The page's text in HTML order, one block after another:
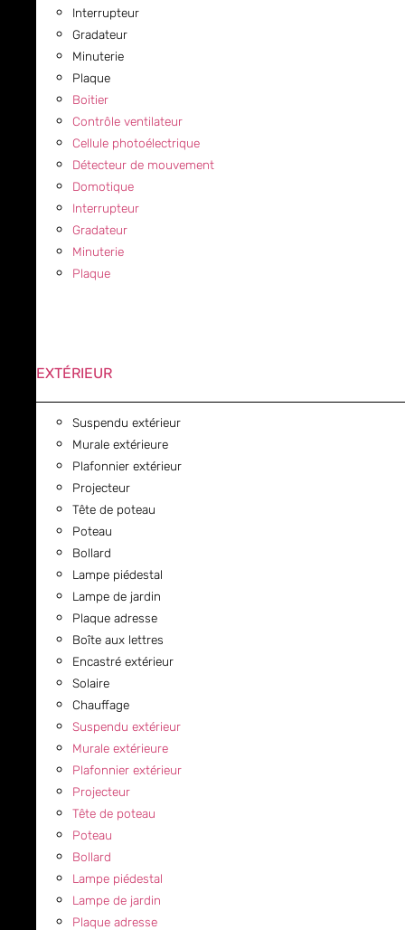
Interrupteur
Gradateur
Minuterie
Plaque
Boitier
Contrôle ventilateur
Cellule photoélectrique
Détecteur de mouvement
Domotique
Interrupteur
Gradateur
Minuterie
Plaque
EXTÉRIEUR
Suspendu extérieur
Murale extérieure
Plafonnier extérieur
Projecteur
Tête de poteau
Poteau
Bollard
Lampe piédestal
Lampe de jardin
Plaque adresse
Boîte aux lettres
Encastré extérieur
Solaire
Chauffage
Suspendu extérieur
Murale extérieure
Plafonnier extérieur
Projecteur
Tête de poteau
Poteau
Bollard
Lampe piédestal
Lampe de jardin
Plaque adresse